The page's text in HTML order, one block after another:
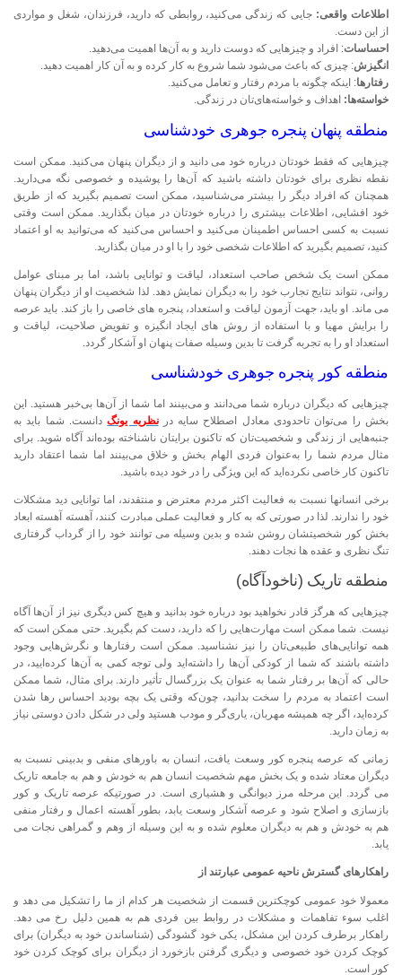
اطلاعات واقعی: جایی که زندگی می‌کنید، روابطی که دارید، فرزندان، شغل و مواردی
از این دست.
احساسات: افراد و چیزهایی که دوست دارید و به آن‌ها اهمیت می‌دهید.
انگیزش: چیزی که باعث می‌شود شما شروع به کار کرده و به آن کار اهمیت دهید.
رفتارها: اینکه چگونه با مردم رفتار و تعامل می‌کنید.
خواسته‌ها: اهداف و خواسته‌های‌تان در زندگی.
منطقه پنهان پنجره جوهری خودشناسی
چیزهایی که فقط خودتان درباره خود می دانید و از دیگران پنهان می‌کنید. ممکن است
نقطه نظری برای خودتان داشته باشید که آن‌ها را پوشیده و خصوصی نگه می‌دارید.
همچنان که افراد دیگر را بیشتر می‌شناسید، ممکن است تصمیم بگیرید که از طریق
خود افشایی، اطلاعات بیشتری را درباره خودتان در میان بگذارید. ممکن است وقتی
نسبت به کسی احساس اطمینان می‌کنید و احساس می‌کنید که می‌توانید به او اعتماد
کنید، تصمیم بگیرید که اطلاعات شخصی خود را با او در میان بگذارید.
ممکن است یک شخص صاحب استعداد، لیاقت و توانایی باشد، اما بر مبنای عوامل
روانی، نتواند نتایج تجارب خود را به دیگران نمایش دهد. لذا شخصیت او از دیگران پنهان
می ماند. او باید، جهت آزمون لیاقت و استعداد، پنجره های خاصی را باز کند. باید عرصه
را برایش مهیا و با استفاده از روش های ایجاد انگیزه و تفویض صلاحیت، لیاقت و
استعداد او را به تجربه گرفت تا بدین وسیله صفات پنهان او آشکار گردد.
منطقه کور پنجره جوهری خودشناسی
چیزهایی که دیگران درباره شما می‌دانند و می‌بینند اما شما از آن‌ها بی‌خبر هستید. این
بخش را می‌توان تاحدودی معادل اصطلاح سایه درنظریه یونگدانست. شما باید به
جنبه‌هایی از زندگی و شخصیت‌تان که تاکنون برایتان ناشناخته بوده‌اند آگاه شوید. برای
مثال مردم شما را به‌عنوان فردی الهام بخش و خلاق می‌بینند اما شما اعتقاد دارید
تا‌کنون کار خاصی نکرده‌اید که این ویژگی را در خود دیده باشید.
برخی انسانها نسبت به فعالیت اکثر مردم معترض و منتقدند، اما توانایی دید مشکلات
خود را ندارند. لذا در صورتی که به کار و فعالیت عملی مبادرت کنند، آهسته آهسته ابعاد
بخش کور شخصیتشان روشن شده و بدین وسیله می توانند خود را از گرداب گرفتاری
تنگ نظری و عقده ها نجات دهند.
منطقه تاریک (ناخودآگاه)
چیزهایی که هرگز قادر نخواهید بود درباره خود بدانید و هیچ کس دیگری نیز از آن‌ها آگاه
نیست. شما ممکن است مهارت‌هایی را که دارید، دست کم بگیرید. حتی ممکن است که
همه توانایی‌های طبیعی‌تان را نیز نشناسید. ممکن است رفتارها و نگرش‌هایی وجود
داشته باشند که شما از کودکی آن‌ها را داشته‌اید ولی توجه کمی به آن‌ها کرده‌ایید، در
حالی که آن‌ها بر رفتار شما به‌ عنوان یک بزرگسال تأثیر دارند. برای مثال، شما ممکن
است اعتماد به مردم را سخت بدانید، چون‌که وقتی یک بچه بودید احساس رها شدن
کرده‌اید، اگر چه همیشه مهربان، یاری‌گر و مودب هستید ولی در شکل دادن دوستی نیاز
به زمان دارید.
زمانی که عرصه پنجره کور وسعت یافت، انسان به باورهای منفی و بدبینی نسبت به
دیگران معتاد شده و یک بخش مهم شخصیت انسان هم به خودش و هم به جامعه تاریک
می گردد. این مرحله مرز دیوانگی و هشیاری است. در صورتیکه عرصه تاریک و کور
بازسازی و اصلاح شود و عرصه آشکار وسعت یابد، بطور آهسته اعمال و رفتار منفی
هم به خودش و هم به دیگران معلوم شده و به این وسیله از وهم و گمراهی نجات می
یابد.
راهکارهای گسترش ناحیه عمومی عبارتند از
معمولا خود عمومی کوچکترین قسمت از شخصیت هر کدام از ما را تشکیل می دهد و
اغلب سوء تفاهمات و مشکلات در روابط بین فردی هم به همین دلیل رخ می دهد.
راهکار برطرف کردن این مشکل، یکی خود گشودگی (شناساندن خود به دیگران) برای
کوچک کردن خود خصوصی و دیگری گرفتن بازخورد از دیگران برای کوچک کردن خود
کور است.